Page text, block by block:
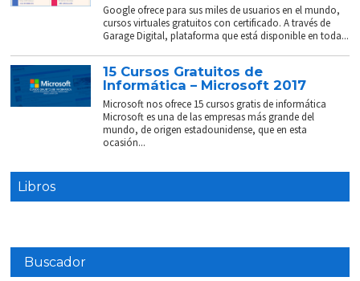
Google ofrece para sus miles de usuarios en el mundo,
cursos virtuales gratuitos con certificado. A través de
Garage Digital, plataforma que está disponible en toda...
15 Cursos Gratuitos de
Informática – Microsoft 2017
Microsoft nos ofrece 15 cursos gratis de informática
Microsoft es una de las empresas más grande del
mundo, de origen estadounidense, que en esta
ocasión...
Libros
Buscador